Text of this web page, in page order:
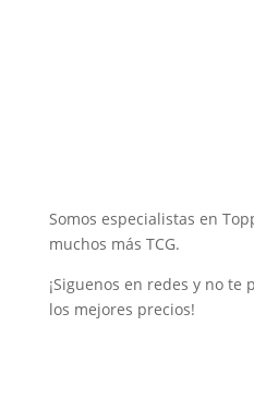
Somos especialistas en
muchos más TCG.
¡Siguenos en redes y no te
los mejores precios!